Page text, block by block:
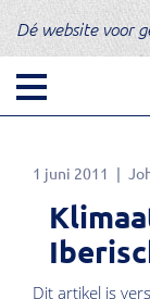
Dé website voor
1 juni 2011
Dit artikel is